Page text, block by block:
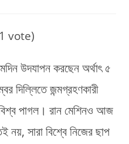
vote)
উদযাপন করছেন অর্থাৎ ৫
দিল্লিতে জন্মগ্রহণকারী
পাগল। রান মেশিনও আজ
নয়, সারা বিশ্বে নিজের ছাপ